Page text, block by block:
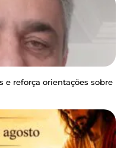
e reforça orientações sobre